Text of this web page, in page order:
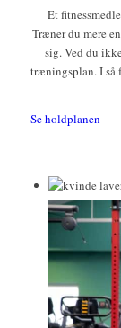
Et
Træner du mere
sig. Ved du
træningsplan. I så
Se holdplanen